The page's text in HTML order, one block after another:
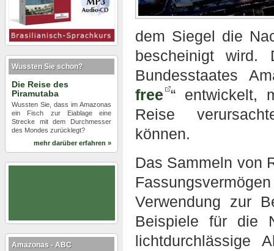
dem Siegel die
bescheinigt wird.
Bundesstaates
free “ entwickelt,
Reise
können.
Das Sammeln von
Verwendung zur
Beispiele für die
lichtdurchlässige
Wussten Sie schon?
Die Reise des
Piramutaba
Wussten Sie, dass im Amazonas
ein Fisch zur Eiablage eine
Strecke mit dem Durchmesser
des Mondes zurücklegt?
mehr darüber erfahren »
Amazonas - ABC